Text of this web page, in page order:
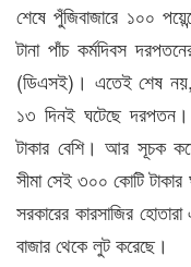
শেষে পুঁজিবাজারে ১০০
টানা পাঁচ কর্মদিবস
(ডিএসই)। এতেই শেষ নয়,
১৩ দিনই ঘটেছে
টাকার বেশি। আর সূচক
সীমা সেই ৩০০ কোটি
সরকারের কারসাজির
বাজার থেকে লুট করেছে।